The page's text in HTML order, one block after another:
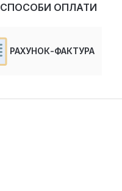
СПОСОБИ ОПЛАТИ
РАХУНОК-ФАКТУРА